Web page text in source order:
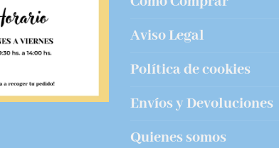
Aviso Legal
Política de cookies
Envíos y Devoluciones
Quienes somos